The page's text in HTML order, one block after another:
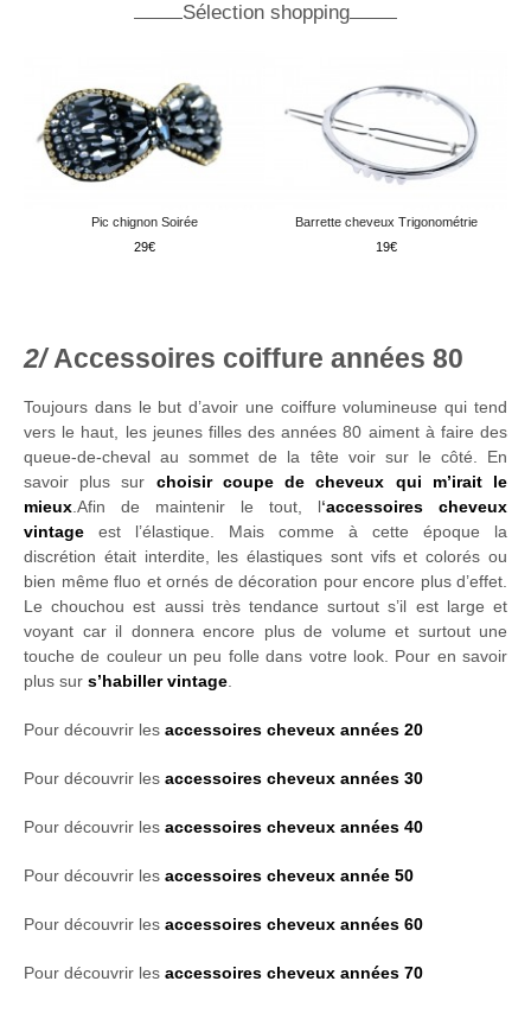
Sélection shopping
Pic chignon Soirée
29
Barrette cheveux Trigonométrie
19
Accessoires coiffure années 80
Toujours dans le but d’avoir une coiffure volumineuse qui tend
vers le haut, les jeunes filles des années 80 aiment à faire des
queue-de-cheval au sommet de la tête voir sur le côté. En
savoir plus sur choisir coupe de cheveux qui m’irait le
mieux .Afin de maintenir le tout, l‘accessoires cheveux
vintage
est l’élastique. Mais comme à cette époque la
discrétion était interdite, les élastiques sont vifs et colorés ou
bien même fluo et ornés de décoration pour encore plus d’effet.
Le chouchou est aussi très tendance surtout s’il est large et
voyant car il donnera encore plus de volume et surtout une
touche de couleur un peu folle dans votre look. Pour en savoir
plus sur s’habiller vintage
Pour découvrir les accessoires cheveux années 20
Pour découvrir les accessoires cheveux années 30
Pour découvrir les accessoires cheveux années 40
Pour découvrir les accessoires cheveux année 50
Pour découvrir les accessoires cheveux années 60
Pour découvrir les accessoires cheveux années 70